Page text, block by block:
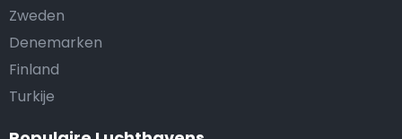
Zweden
Denemarken
Finland
Turkije